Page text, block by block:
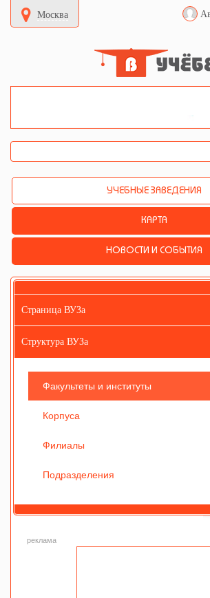
Москва
УЧЕБНЫЕ ЗАВЕДЕНИЯ
КАРТА
НОВОСТИ И СОБЫТИЯ
Страница ВУЗа
Структура ВУЗа
Факультеты и институты
Корпуса
Филиалы
Подразделения
реклама